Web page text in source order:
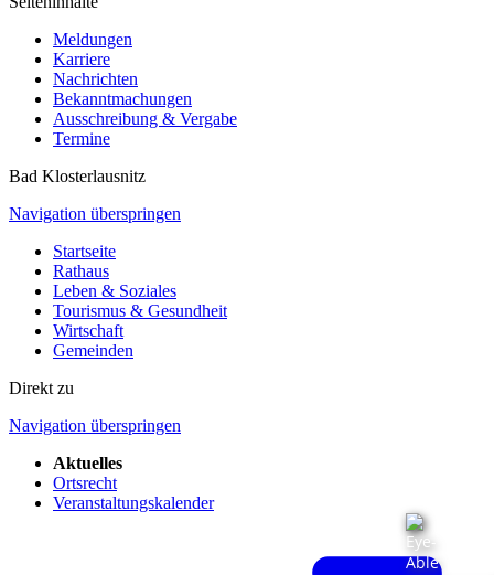
Meldungen
Karriere
Nachrichten
Bekanntmachungen
Ausschreibung & Vergabe
Termine
Bad Klosterlausnitz
Navigation überspringen
Startseite
Rathaus
Leben & Soziales
Tourismus & Gesundheit
Wirtschaft
Gemeinden
Direkt zu
Navigation überspringen
Aktuelles
Ortsrecht
Veranstaltungskalender